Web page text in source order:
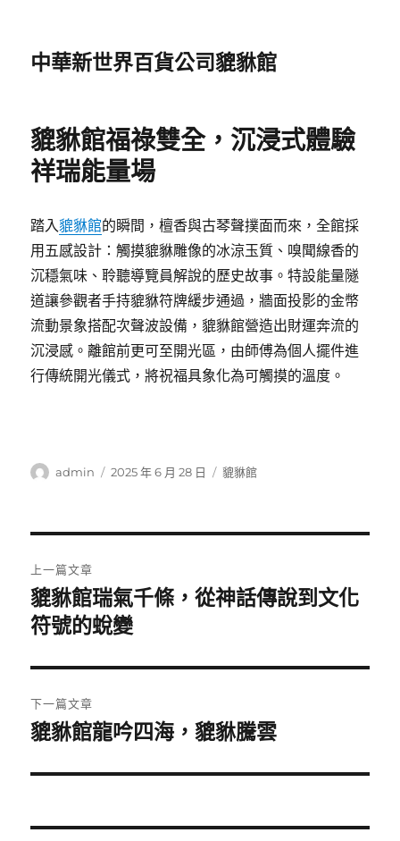
中華新世界百貨公司貔貅館
貔貅館福祿雙全，沉浸式體驗
祥瑞能量場
踏入貔貅館的瞬間，檀香與古琴聲撲面而來，全館採
用五感設計：觸摸貔貅雕像的冰涼玉質、嗅聞線香的
沉穩氣味、聆聽導覽員解說的歷史故事。特設能量隧
道讓參觀者手持貔貅符牌緩步通過，牆面投影的金幣
流動景象搭配次聲波設備，貔貅館營造出財運奔流的
沉浸感。離館前更可至開光區，由師傅為個人擺件進
行傳統開光儀式，將祝福具象化為可觸摸的溫度。
作
admin
發
2025 年 6 月 28 日
分
貔貅館
章
導
覽
上一篇文章
上
一
文
章:
貔貅館瑞氣千條，從神話傳說到文化
符號的蛻變
下一篇文章
下
篇
章:
貔貅館龍吟四海，貔貅騰雲